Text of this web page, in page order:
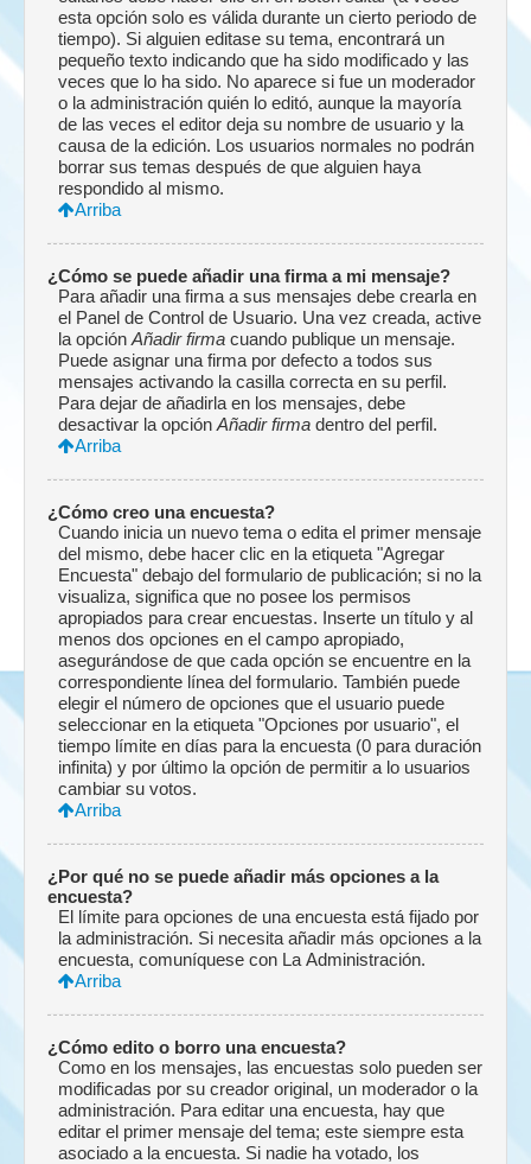
esta opción solo es válida durante un cierto periodo de
tiempo). Si alguien editase su tema, encontrará un
pequeño texto indicando que ha sido modificado y las
veces que lo ha sido. No aparece si fue un moderador
o la administración quién lo editó, aunque la mayoría
de las veces el editor deja su nombre de usuario y la
causa de la edición. Los usuarios normales no podrán
borrar sus temas después de que alguien haya
respondido al mismo.
Arriba
¿Cómo se puede añadir una firma a mi mensaje?
Para añadir una firma a sus mensajes debe crearla en
el Panel de Control de Usuario. Una vez creada, active
la opción Añadir firma cuando publique un mensaje.
Puede asignar una firma por defecto a todos sus
mensajes activando la casilla correcta en su perfil.
Para dejar de añadirla en los mensajes, debe
desactivar la opción Añadir firma dentro del perfil.
Arriba
¿Cómo creo una encuesta?
Cuando inicia un nuevo tema o edita el primer mensaje
del mismo, debe hacer clic en la etiqueta "Agregar
Encuesta" debajo del formulario de publicación; si no la
visualiza, significa que no posee los permisos
apropiados para crear encuestas. Inserte un título y al
menos dos opciones en el campo apropiado,
asegurándose de que cada opción se encuentre en la
correspondiente línea del formulario. También puede
elegir el número de opciones que el usuario puede
seleccionar en la etiqueta "Opciones por usuario", el
tiempo límite en días para la encuesta (0 para duración
infinita) y por último la opción de permitir a lo usuarios
cambiar su votos.
Arriba
¿Por qué no se puede añadir más opciones a la
encuesta?
El límite para opciones de una encuesta está fijado por
la administración. Si necesita añadir más opciones a la
encuesta, comuníquese con La Administración.
Arriba
¿Cómo edito o borro una encuesta?
Como en los mensajes, las encuestas solo pueden ser
modificadas por su creador original, un moderador o la
administración. Para editar una encuesta, hay que
editar el primer mensaje del tema; este siempre esta
asociado a la encuesta. Si nadie ha votado, los